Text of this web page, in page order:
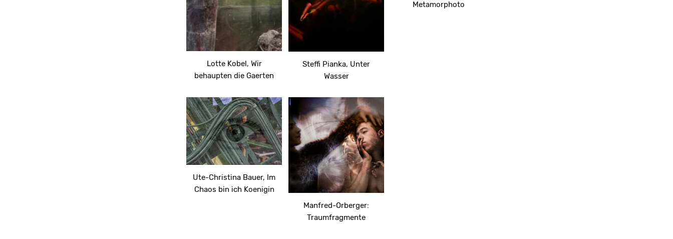
Lotte Kobel, Wir
behaupten die Gaerten
Steffi Pianka, Unter
Wasser
Metamorphoto
Ute-Christina Bauer, Im
Chaos bin ich Koenigin
Manfred-Orberger:
Traumfragmente